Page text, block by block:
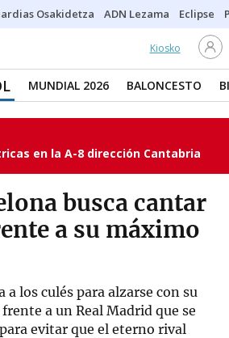
Osakidetza ADN Lezama Eclipse
Kiosko
MUNDIAL 2026 BALONCESTO
en la A-8 dirección Cantabria
busca cantar
a su máximo
a los culés para alzarse con su
a un Real Madrid que se
evitar que el eterno rival